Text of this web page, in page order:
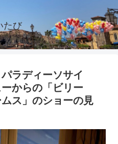
たび
ラディーソサイ
からの「ビリー
ス」のショーの見